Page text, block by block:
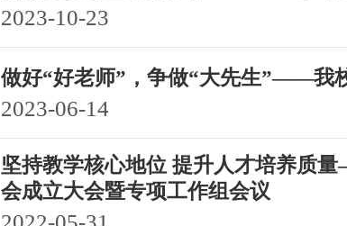
2023-10-23
做好“好老师”，争做“大先生”——我
2023-06-14
坚持教学核心地位 提升人才培养质
会成立大会暨专项工作组会议